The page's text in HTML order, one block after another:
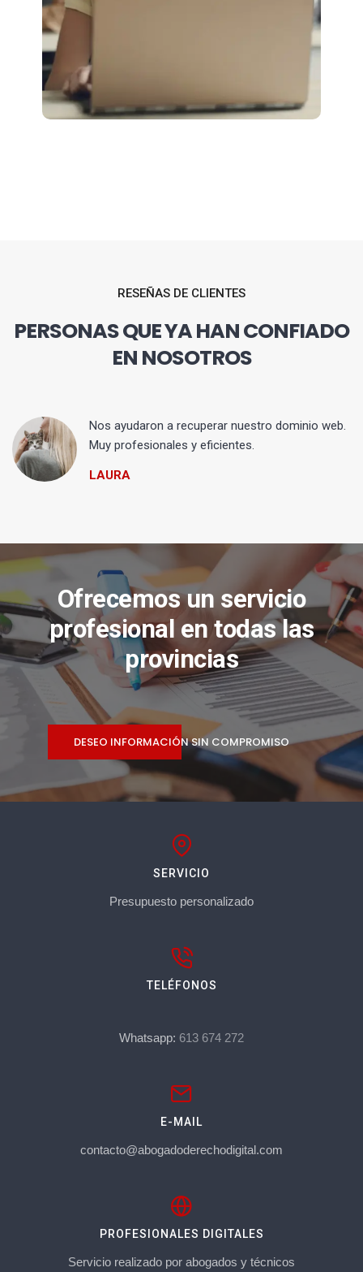
RESEÑAS DE CLIENTES
PERSONAS QUE YA HAN CONFIADO
EN NOSOTROS
Nos ayudaron a recuperar nuestro dominio web.
Muy profesionales y eficientes.
LAURA
Ofrecemos un servicio
profesional en todas las
provincias
DESEO INFORMACIÓN SIN COMPROMISO
SERVICIO
Presupuesto personalizado
TELÉFONOS
Whatsapp: 613 674 272
E-MAIL
contacto@abogadoderechodigital.com
PROFESIONALES DIGITALES
Servicio realizado por abogados y técnicos